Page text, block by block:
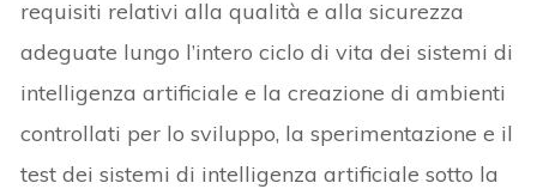
requisiti relativi alla qualità e alla sicurezza
adeguate lungo l’intero ciclo di vita dei sistemi di
intelligenza artificiale e la creazione di ambienti
controllati per lo sviluppo, la sperimentazione e il
test dei sistemi di intelligenza artificiale sotto la